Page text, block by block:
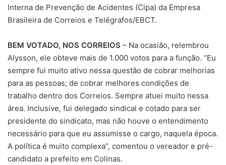
Interna de Prevenção de Acidentes (Cipa) da Empresa
Brasileira de Correios e Telégrafos/EBCT.
BEM VOTADO, NOS CORREIOS – Na ocasião, relembrou
Alysson, ele obteve mais de 1.000 votos para a função. “Eu
sempre fui muito ativo nessa questão de cobrar melhorias
para as pessoas; de cobrar melhores condições de
trabalho dentro dos Correios. Sempre atuei muito nessa
área. Inclusive, fui delegado sindical e cotado para ser
presidente do sindicato, mas não houve o entendimento
necessário para que eu assumisse o cargo, naquela época.
A política é muito complexa”, comentou o vereador e pré-
candidato a prefeito em Colinas.